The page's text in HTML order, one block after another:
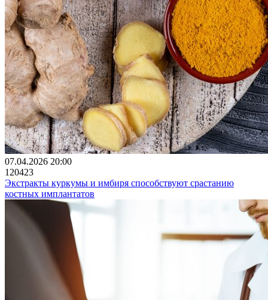
07.04.2026 20:00
120423
Экстракты куркумы и имбиря способствуют срастанию
костных имплантатов